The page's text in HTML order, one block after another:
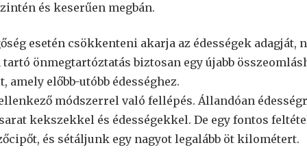
és keserűen megbán.
esetén csökkenteni akarja az édességek adagját,
önmegtartóztatás biztosan egy újabb
amely előbb-utóbb édességhez.
módszerrel való fellépés. Állandóan
kekszekkel és édességekkel. De egy fontos
és sétáljunk egy nagyot legalább öt kilométert.